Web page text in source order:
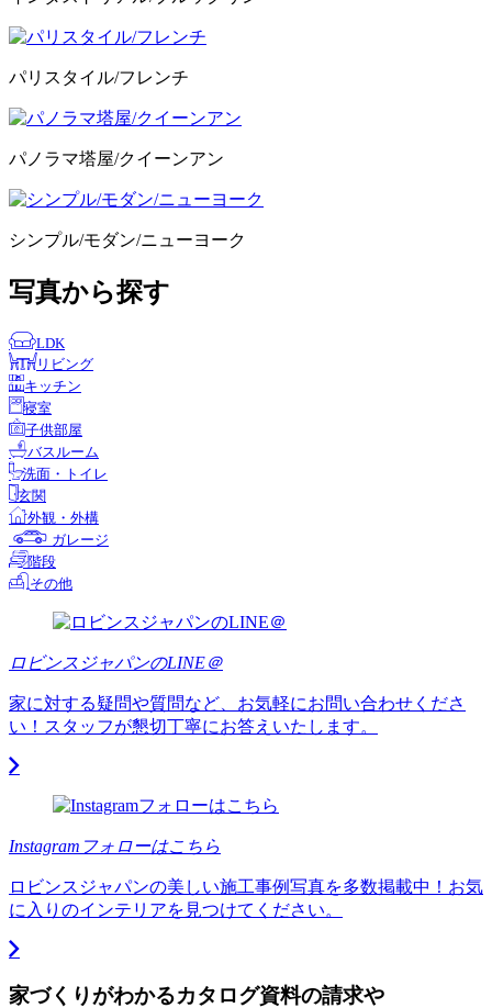
パリスタイル/フレンチ
パノラマ塔屋/クイーンアン
シンプル/モダン/ニューヨーク
写真から探す
LDK
リビング
キッチン
寝室
子供部屋
バスルーム
洗面・トイレ
玄関
外観・外構
ガレージ
階段
その他
ロビンスジャパンのLINE＠
家に対する疑問や質問など、お気軽にお問い合わせくださ
い！スタッフが懇切丁寧にお答えいたします。
Instagramフォローはこちら
ロビンスジャパンの美しい施工事例写真を多数掲載中！お気
に入りのインテリアを見つけてください。
家づくりがわかるカタログ資料の請求や